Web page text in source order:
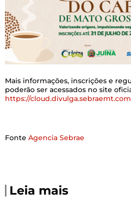
Mais informações, inscrições e
poderão ser acessados no site
https://
Fonte Agencia Sebrae
Leia mais